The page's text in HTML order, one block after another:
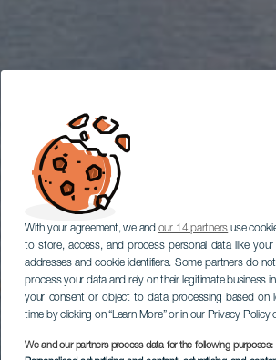
With your agreement, we and our 14 partners use
to store, access, and process personal data like
addresses and cookie identifiers. Some partners do
process your data and rely on their legitimate business
your consent or object to data processing based on
time by clicking on “Learn More” or in our Privacy Policy
We and our partners process data for the following purposes: